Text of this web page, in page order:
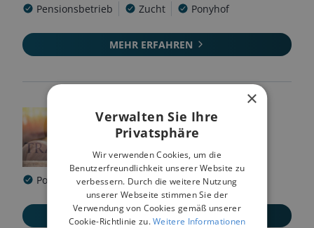
Pensionsbetrieb
Zucht Ponyhof
MEHR ERFAHREN
Landiner Ponyhof
16278 Landin
Ponyhof
MEHR ERFAHREN
×
Verwalten Sie Ihre
Privatsphäre
Wir verwenden Cookies, um die
Benutzerfreundlichkeit unserer Website zu
verbessern. Durch die weitere Nutzung
unserer Webseite stimmen Sie der
Verwendung von Cookies gemäß unserer
Cookie-Richtlinie zu.Weitere Informationen